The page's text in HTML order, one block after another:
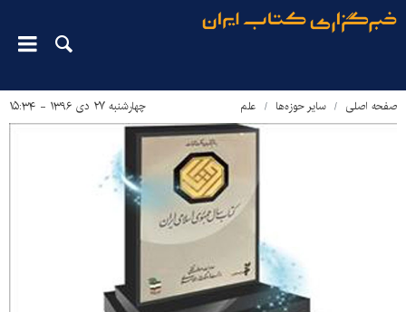
صفحه اصلی سایر حوزه‌ها علم چهارشنبه ۲۷ دی ۱۳۹۶ - ۱۵:۳۴